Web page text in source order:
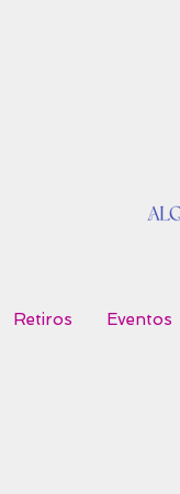
Retiros Eventos